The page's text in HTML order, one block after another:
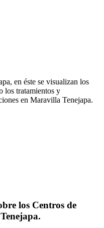
en éste se visualizan los
los tratamientos y
en Maravilla Tenejapa.
los Centros de